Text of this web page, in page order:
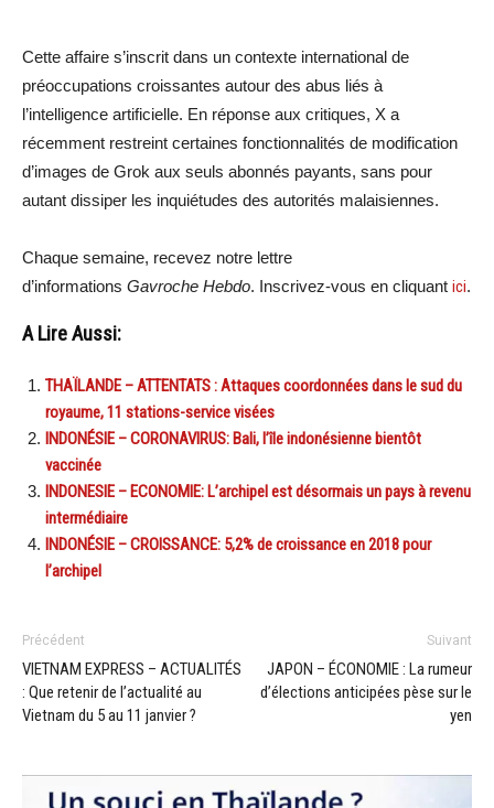
Cette affaire s’inscrit dans un contexte international de
préoccupations croissantes autour des abus liés à
l’intelligence artificielle. En réponse aux critiques, X a
récemment restreint certaines fonctionnalités de modification
d’images de Grok aux seuls abonnés payants, sans pour
autant dissiper les inquiétudes des autorités malaisiennes.
Chaque semaine, recevez notre lettre
d’informations Gavroche Hebdo. Inscrivez-vous en cliquant ici.
A Lire Aussi:
THAÏLANDE – ATTENTATS : Attaques coordonnées dans le sud du
royaume, 11 stations-service visées
INDONÉSIE – CORONAVIRUS: Bali, l’île indonésienne bientôt
vaccinée
INDONESIE – ECONOMIE: L’archipel est désormais un pays à revenu
intermédiaire
INDONÉSIE – CROISSANCE: 5,2% de croissance en 2018 pour
l’archipel
Précédent
VIETNAM EXPRESS – ACTUALITÉS
: Que retenir de l’actualité au
Vietnam du 5 au 11 janvier ?
Suivant
JAPON – ÉCONOMIE : La rumeur
d’élections anticipées pèse sur le
yen